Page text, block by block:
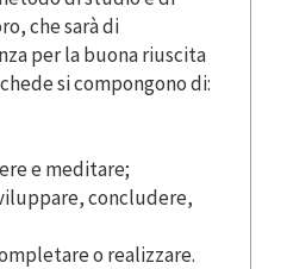
che sarà di
per la buona riuscita
si compongono di:
e meditare;
concludere,
o realizzare.